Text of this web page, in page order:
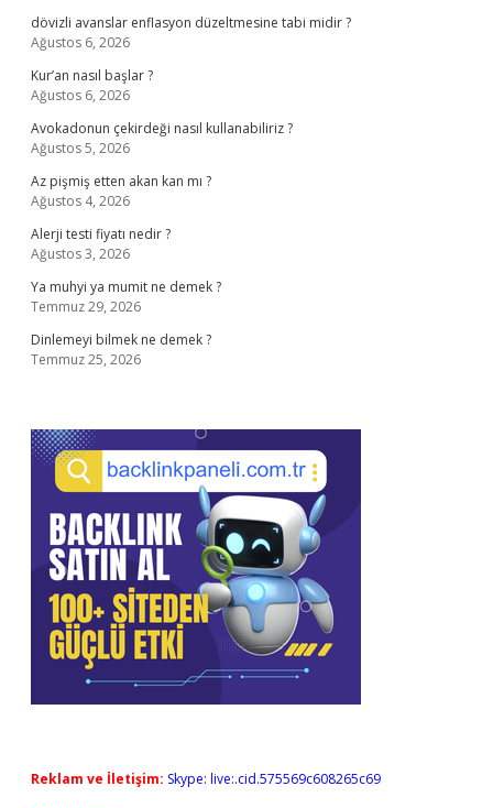
dövizli avanslar enflasyon düzeltmesine tabi midir ?
Ağustos 6, 2026
Kur’an nasıl başlar ?
Ağustos 6, 2026
Avokadonun çekirdeği nasıl kullanabiliriz ?
Ağustos 5, 2026
Az pişmiş etten akan kan mı ?
Ağustos 4, 2026
Alerji testi fiyatı nedir ?
Ağustos 3, 2026
Ya muhyi ya mumit ne demek ?
Temmuz 29, 2026
Dinlemeyi bilmek ne demek ?
Temmuz 25, 2026
Reklam ve İletişim: Skype: live:.cid.575569c608265c69